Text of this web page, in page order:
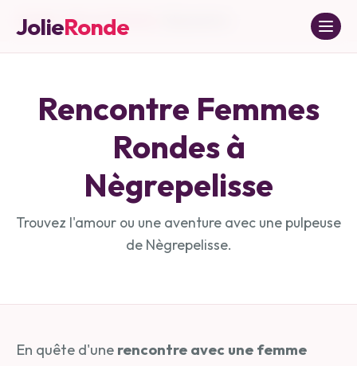
JolieRonde
Accueil Tarn-et-Garonne
Rencontre Femmes
Rondes à
Nègrepelisse
Trouvez l'amour ou une aventure avec une pulpeuse
de Nègrepelisse.
En quête d'une rencontre avec une femme